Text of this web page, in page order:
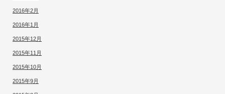
2016年2月
2016年1月
2015年12月
2015年11月
2015年10月
2015年9月